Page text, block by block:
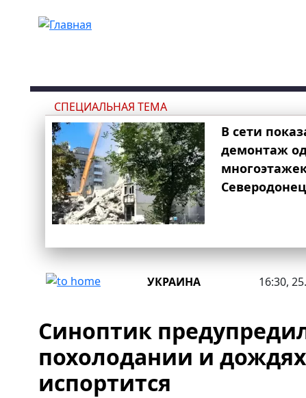
СПЕЦИАЛЬНАЯ ТЕМА
В сети
демонтаж
УКРАИНА 16:30,
Синоптик
похолодании и
испортится